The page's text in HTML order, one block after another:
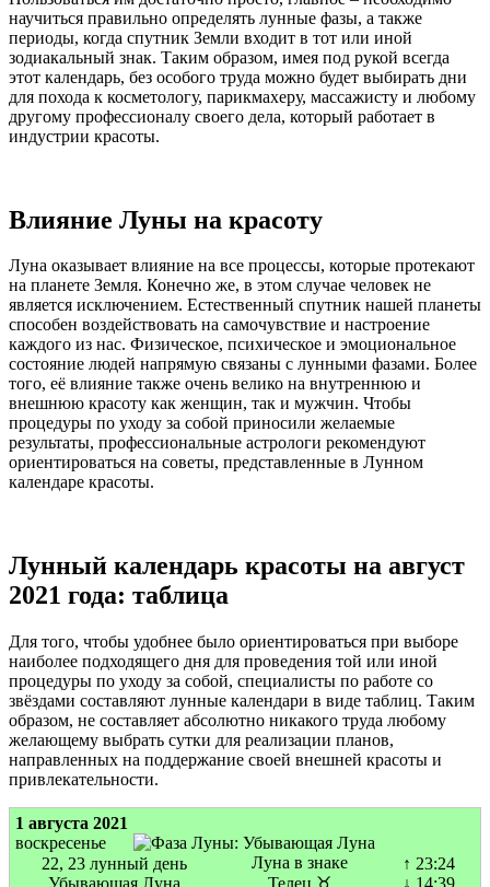
научиться правильно определять лунные фазы, а также
периоды, когда спутник Земли входит в тот или иной
зодиакальный знак. Таким образом, имея под рукой всегда
этот календарь, без особого труда можно будет выбирать дни
для похода к косметологу, парикмахеру, массажисту и любому
другому профессионалу своего дела, который работает в
индустрии красоты.
Влияние Луны на красоту
Луна оказывает влияние на все процессы, которые протекают
на планете Земля. Конечно же, в этом случае человек не
является исключением. Естественный спутник нашей планеты
способен воздействовать на самочувствие и настроение
каждого из нас. Физическое, психическое и эмоциональное
состояние людей напрямую связаны с лунными фазами. Более
того, её влияние также очень велико на внутреннюю и
внешнюю красоту как женщин, так и мужчин. Чтобы
процедуры по уходу за собой приносили желаемые
результаты, профессиональные астрологи рекомендуют
ориентироваться на советы, представленные в Лунном
календаре красоты.
Лунный календарь красоты на август
2021 года: таблица
Для того, чтобы удобнее было ориентироваться при выборе
наиболее подходящего дня для проведения той или иной
процедуры по уходу за собой, специалисты по работе со
звёздами составляют лунные календари в виде таблиц. Таким
образом, не составляет абсолютно никакого труда любому
желающему выбрать сутки для реализации планов,
направленных на поддержание своей внешней красоты и
привлекательности.
1 августа 2021
воскресенье
22, 23 лунный день
Луна в знаке
↑ 23:24